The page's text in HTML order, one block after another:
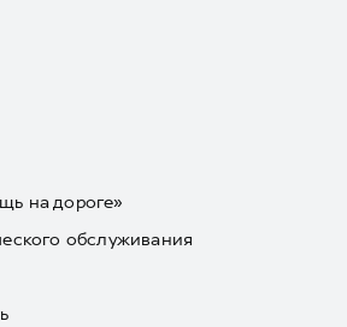
на дороге»
обслуживания